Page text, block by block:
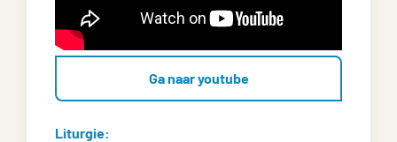
Ga naar youtube
Liturgie: